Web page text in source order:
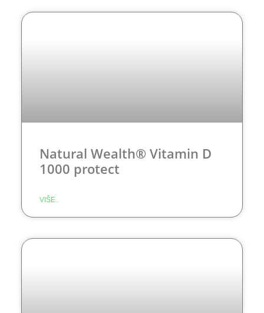
Natural Wealth® Vitamin D
1000 protect
VIŠE..